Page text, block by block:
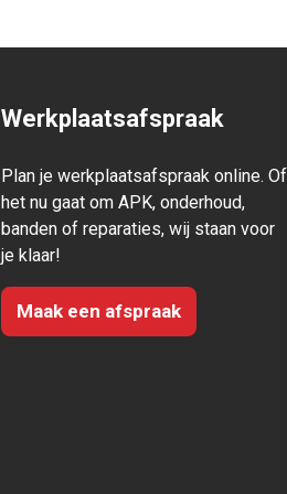
Werkplaatsafspraak
Plan je werkplaatsafspraak online. Of
het nu gaat om APK, onderhoud,
banden of reparaties, wij staan voor
je klaar!
Maak een afspraak